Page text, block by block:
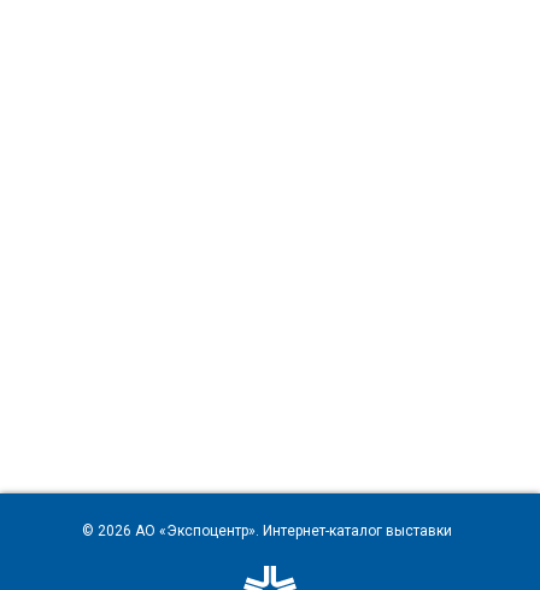
© 2026 АО «Экспоцентр». Интернет-каталог выставки